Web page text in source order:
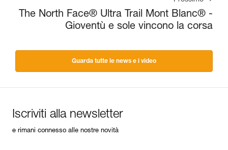
The North Face® Ultra Trail Mont Blanc® -
Gioventù e sole vincono la corsa
Guarda tutte le news e i video
Iscriviti alla newsletter
e rimani connesso alle nostre novità